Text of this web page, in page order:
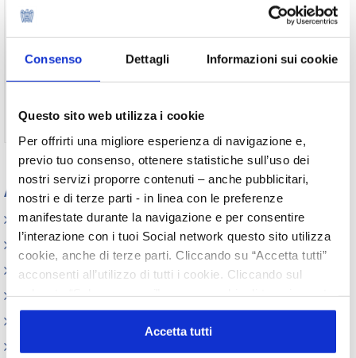
Consenso Dettagli Informazioni sui cookie
Questo sito web utilizza i cookie
Per offrirti una migliore esperienza di navigazione e,
previo tuo consenso, ottenere statistiche sull’uso dei
nostri servizi proporre contenuti – anche pubblicitari,
nostri e di terze parti - in linea con le preferenze
manifestate durante la navigazione e per consentire
l’interazione con i tuoi Social network questo sito utilizza
cookie, anche di terze parti. Cliccando su “Accetta tutti”
acconsenti all’utilizzo di tutti i cookie. Cliccando sul
o profilazione viene utilizzato. Cliccando su
“Personalizza le scelte” è possibile esprimere la propria
volontà in relazione a ciascuna categoria di cookie del
Accetta tutti
Ricordami
Non ti sei ancora registrato? Registrati
Appuntamenti
Elenco Completo
Assemblea
Convegno tecnico internazionale
Cosmoprof